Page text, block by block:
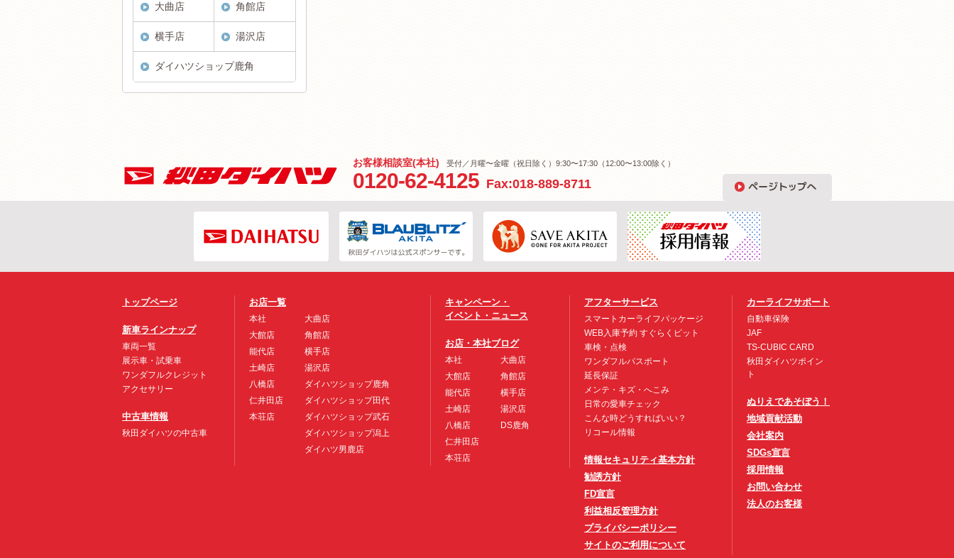
大曲店 角館店
横手店 湯沢店
ダイハツショップ鹿角
お客様相談室(本社) 受付／月曜〜金曜（祝日除く）9:30〜17:30（12:00〜13:00除く）
0120-62-4125 Fax:018-889-8711
トップページ
新車ラインナップ
車両一覧
展示車・試乗車
ワンダフルクレジット
アクセサリー
中古車情報
秋田ダイハツの中古車
お店一覧
本社
大館店
能代店
土崎店
八橋店
仁井田店
本荘店
大曲店
角館店
横手店
湯沢店
ダイハツショップ鹿角
ダイハツショップ田代
ダイハツショップ武石
ダイハツショップ潟上
ダイハツ男鹿店
キャンペーン・
イベント・ニュース
お店・本社ブログ
本社
大館店
能代店
土崎店
八橋店
仁井田店
本荘店
大曲店
角館店
横手店
湯沢店
DS鹿角
アフターサービス
スマートカーライフパッケージ
WEB入庫予約 すぐらくピット
車検・点検
ワンダフルパスポート
延長保証
メンテ・キズ・へこみ
日常の愛車チェック
こんな時どうすればいい？
リコール情報
情報セキュリティ基本方針
勧誘方針
FD宣言
利益相反管理方針
プライバシーポリシー
サイトのご利用について
カーライフサポート
自動車保険
JAF
TS-CUBIC CARD
秋田ダイハツポイン
ト
ぬりえであそぼう！
地域貢献活動
会社案内
SDGs宣言
採用情報
お問い合わせ
法人のお客様